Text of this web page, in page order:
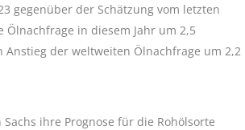
gegenüber der Schätzung vom letzten
in diesem Jahr um 2,5
der weltweiten Ölnachfrage um 2,2
ihre Prognose für die Rohölsorte